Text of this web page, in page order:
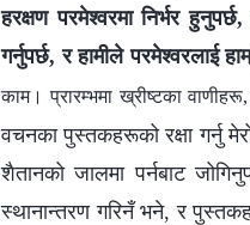
हरक्षण परमेश्‍वरमा निर्भर
गर्नुपर्छ, र हामीले परमेश्‍वरलाई
काम। प्रारम्‍भमा ख्रीष्‍टका
वचनका पुस्तकहरूको रक्षा गर्नु
शैतानको जालमा पर्नबाट
स्थानान्तरण गरिनँ भने, र